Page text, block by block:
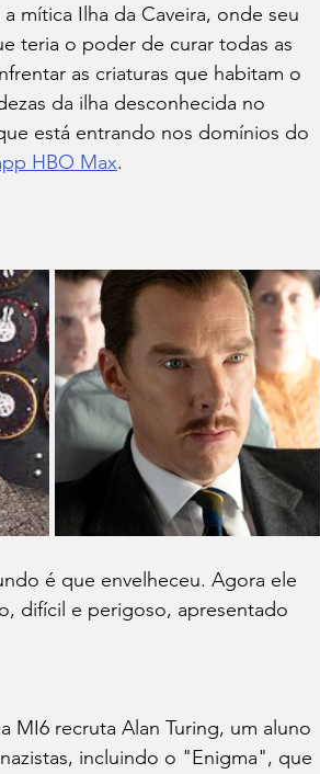
mítica Ilha da Caveira, onde seu
teria o poder de curar todas as
as criaturas que habitam o
da ilha desconhecida no
está entrando nos domínios do
HBO Max.
é que envelheceu. Agora ele
difícil e perigoso, apresentado
MI6 recruta Alan Turing, um aluno
incluindo o "Enigma", que